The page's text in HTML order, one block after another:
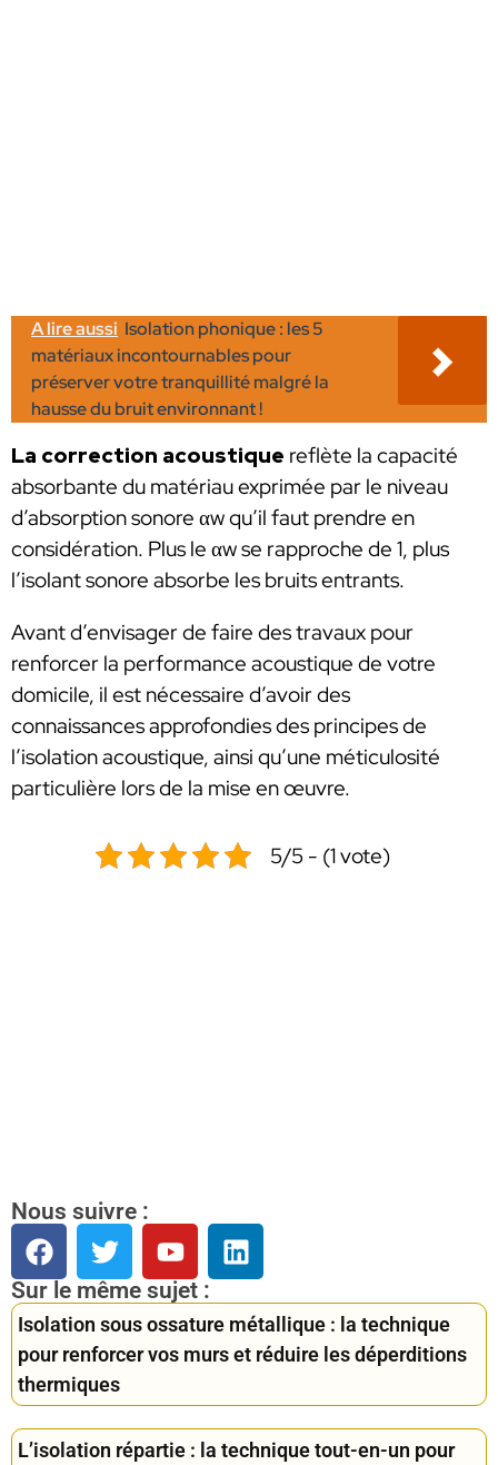
A lire aussi Isolation phonique : les 5
matériaux incontournables pour
préserver votre tranquillité malgré la
hausse du bruit environnant !
La correction acoustique reflète la capacité
absorbante du matériau exprimée par le niveau
d’absorption sonore αw qu’il faut prendre en
considération. Plus le αw se rapproche de 1, plus
l’isolant sonore absorbe les bruits entrants.
Avant d’envisager de faire des travaux pour
renforcer la performance acoustique de votre
domicile, il est nécessaire d’avoir des
connaissances approfondies des principes de
l’isolation acoustique, ainsi qu’une méticulosité
particulière lors de la mise en œuvre.
5/5 - (1 vote)
Nous suivre :
Sur le même sujet :
Isolation sous ossature métallique : la technique
pour renforcer vos murs et réduire les déperditions
thermiques
L’isolation répartie : la technique tout-en-un pour